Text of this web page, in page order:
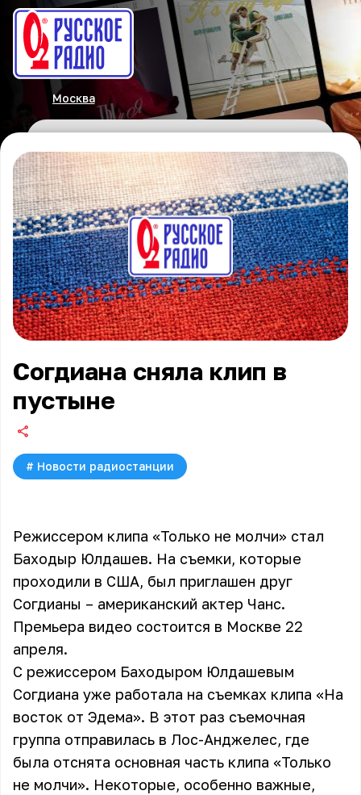
Москва
Согдиана сняла клип в
пустыне
# Новости радиостанции
Режиссером клипа «Только не молчи» стал
Баходыр Юлдашев. На съемки, которые
проходили в США, был приглашен друг
Согдианы – американский актер Чанс.
Премьера видео состоится в Москве 22
апреля.
С режиссером Баходыром Юлдашевым
Согдиана уже работала на съемках клипа «На
восток от Эдема». В этот раз съемочная
группа отправилась в Лос-Анджелес, где
была отснята основная часть клипа «Только
не молчи». Некоторые, особенно важные,